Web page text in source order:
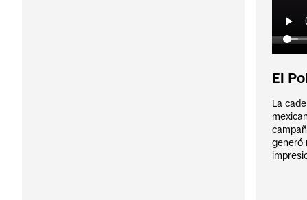
El
La
generó